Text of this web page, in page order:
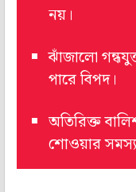
নয়।
ঝাঁজালো
পারে বিপদ।
অতিরিক্ত
শোওয়ার